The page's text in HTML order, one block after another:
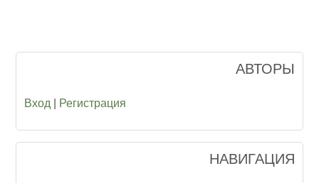
АВТОРЫ
Вход Регистрация
НАВИГАЦИЯ